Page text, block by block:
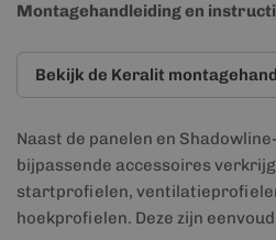
Montagehandleiding en
Bekijk de Keralit
Naast de panelen en
bijpassende accessoires
startprofielen,
hoekprofielen. Deze zijn